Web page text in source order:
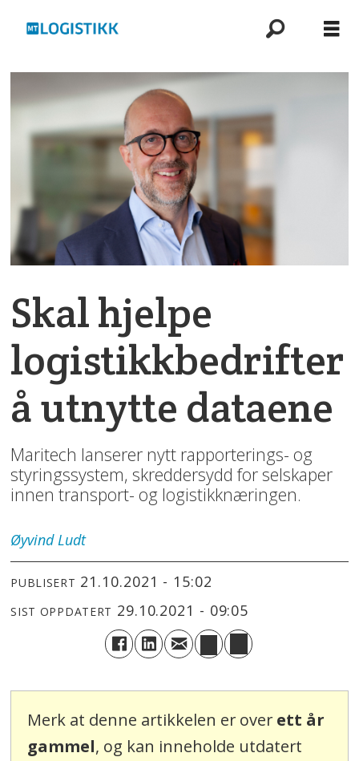
Skal hjelpe
logistikkbedrifter
å utnytte dataene
Maritech lanserer nytt rapporterings- og
styringssystem, skreddersydd for selskaper
innen transport- og logistikknæringen.
Øyvind Ludt
PUBLISERT 21.10.2021 - 15:02
SIST OPPDATERT 29.10.2021 - 09:05
Merk at denne artikkelen er over ett år
gammel, og kan inneholde utdatert